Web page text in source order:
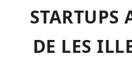
STARTUPS
DE LES